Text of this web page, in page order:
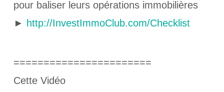
pour baliser leurs opérations immobilières
► http://InvestImmoClub.com/Checklist
=======================
Cette Vidéo